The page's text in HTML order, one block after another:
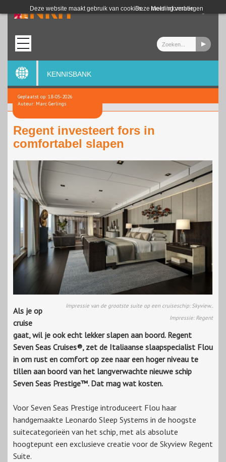
Deze website maakt gebruik van cookies. Meer informatie
Deze melding verbergen
Login
KENNISBANK
Geplaatst op: 18-05-2026
Auteur: Marc Gerlings
Regent investeert fors in
comfortabel slapen
Impressie van de grootste suite op een cruiseschip: Skyview..
Impressie: Regent
Als je op
cruise
gaat, wil je ook echt lekker slapen aan boord. Regent
Seven Seas Cruises®, zet de Italiaanse slaapspecialist Flou
in om rust en comfort op zee naar een hoger niveau te
tillen aan boord van het langverwachte nieuwe schip
Seven Seas Prestige™. Dat mag wat kosten.
Voor Seven Seas Prestige introduceert Flou haar
handgemaakte Leonardo Sleep Systems in de hoogste
suitecategorieën van het schip, met als absolute
hoogtepunt een exclusieve creatie voor de Skyview Regent
Suite.